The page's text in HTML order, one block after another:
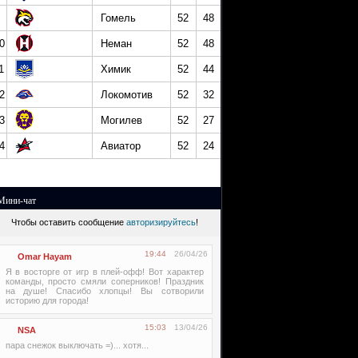
Гомель 52 48
Неман 52 48
Химик 52 44
Локомотив 52 32
Могилев 52 27
Авиатор 52 24
чат
Чтобы оставить сообщение авторизируйтесь!
Omar Hayam 26/04/26
19:44
Я в восторге от игр в плей-офф! Вот характер
команды, просто смяли соперников! Праздник
на душе! Спасибо хлопцы! Вы сотворили
историю для города!
NSA 13/04/26
15:03
пара снежок выключать =)... хотя...